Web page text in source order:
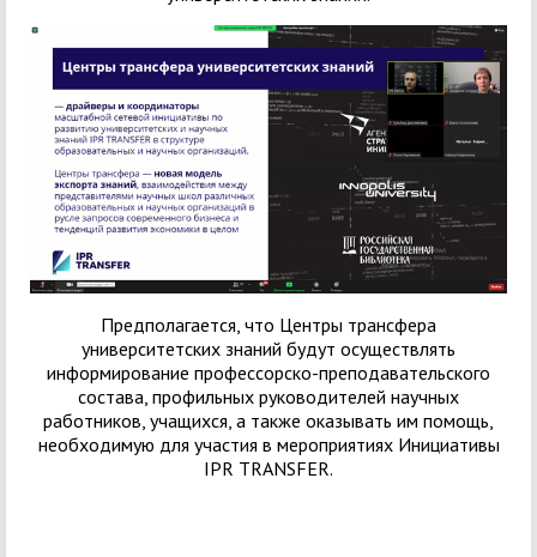
Предполагается, что Центры трансфера
университетских знаний будут осуществлять
информирование профессорско-преподавательского
состава, профильных руководителей научных
работников, учащихся, а также оказывать им помощь,
необходимую для участия в мероприятиях Инициативы
IPR TRANSFER.